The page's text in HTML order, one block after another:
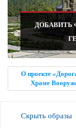
ДОБАВИТЬ
О проекте
Храме
Скрыть образы